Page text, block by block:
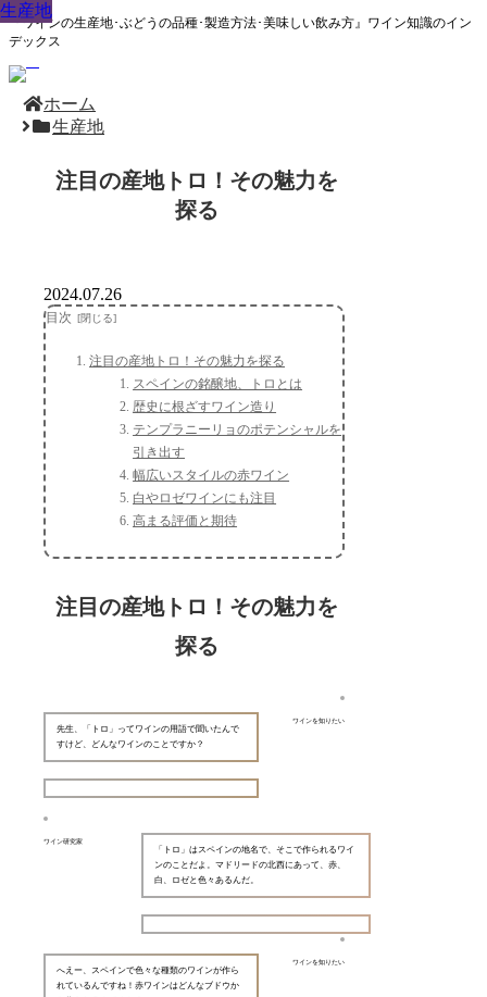
『ワインの生産地･ぶどうの品種･製造方法･美味しい飲み方』ワイン知識のイン
デックス
ホーム
生産地
注目の産地トロ！その魅力を
探る
生産地
2024.07.26
目次
注目の産地トロ！その魅力を探る
スペインの銘醸地、トロとは
歴史に根ざすワイン造り
テンプラニーリョのポテンシャルを
引き出す
幅広いスタイルの赤ワイン
白やロゼワインにも注目
高まる評価と期待
注目の産地トロ！その魅力を
探る
ワインを知りたい
先生、「トロ」ってワインの用語で聞いたんで
すけど、どんなワインのことですか？
ワイン研究家
「トロ」はスペインの地名で、そこで作られるワイ
ンのことだよ。マドリードの北西にあって、赤、
白、ロゼと色々あるんだ。
ワインを知りたい
へえー、スペインで色々な種類のワインが作ら
れているんですね！赤ワインはどんなブドウか
生産地
生産地
生産地
生産地
生産地
生産地
生産地
生産地